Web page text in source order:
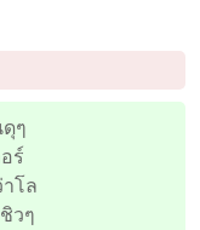
ดุๆ
ร์
โล
วๆ